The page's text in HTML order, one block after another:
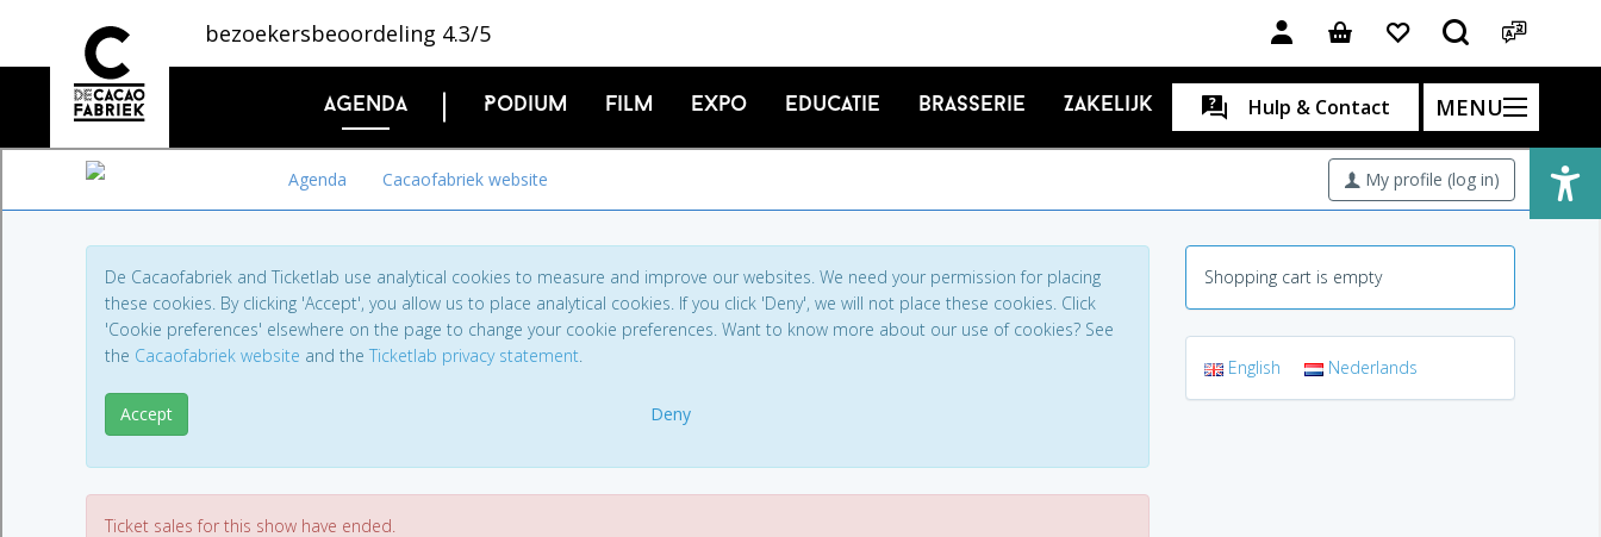
bezoekersbeoordeling 4.3/5
Agenda Podium Film Expo Educatie Brasserie Zakelijk Hulp & Contact MENU